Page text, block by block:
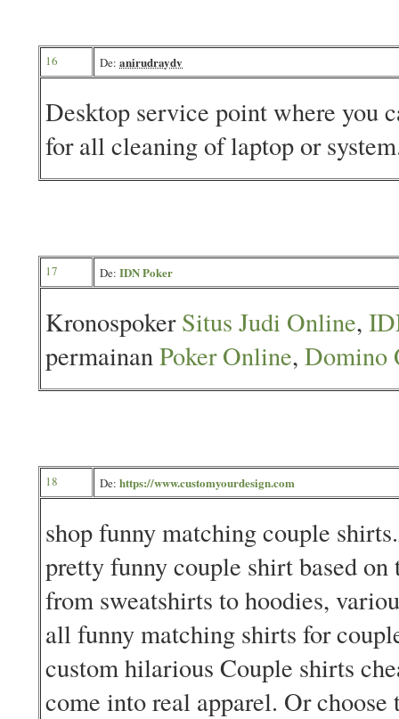
16 De: anirudraydv
Desktop service point where you
for all cleaning of laptop or
17 De: IDN Poker
KronospokerSitus Judi Online,
permainan Poker Online, Domino
18 De: https://www.customyourdesign.com
shop funny matching couple
pretty funny couple shirt based
from sweatshirts to hoodies,
all funny matching shirts for
custom hilarious Couple shirts
come into real apparel. Or